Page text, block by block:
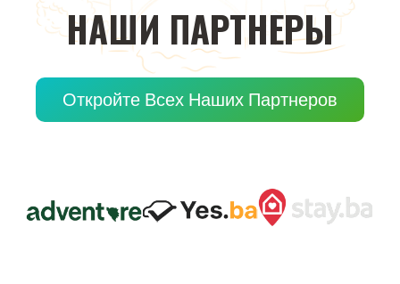
НАШИ ПАРТНЕРЫ
Откройте Всех Наших Партнеров